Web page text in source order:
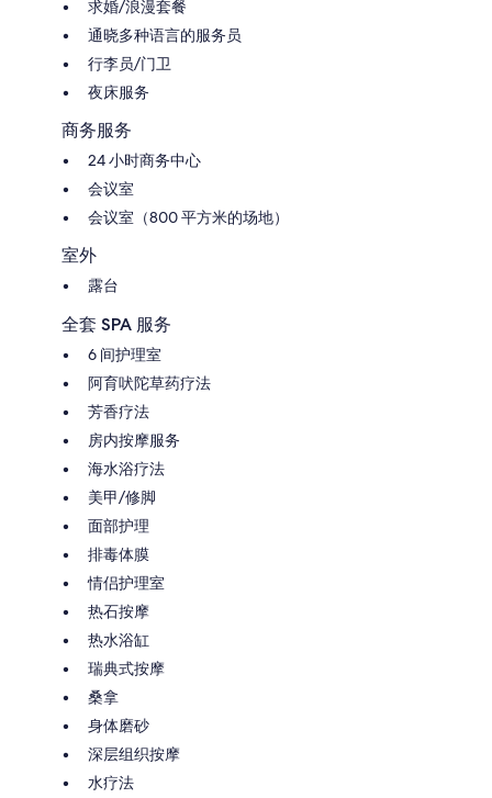
求婚/浪漫套餐
通晓多种语言的服务员
行李员/门卫
夜床服务
商务服务
24 小时商务中心
会议室
会议室（800 平方米的场地）
室外
露台
全套 SPA 服务
6 间护理室
阿育吠陀草药疗法
芳香疗法
房内按摩服务
海水浴疗法
美甲/修脚
面部护理
排毒体膜
情侣护理室
热石按摩
热水浴缸
瑞典式按摩
桑拿
身体磨砂
深层组织按摩
水疗法